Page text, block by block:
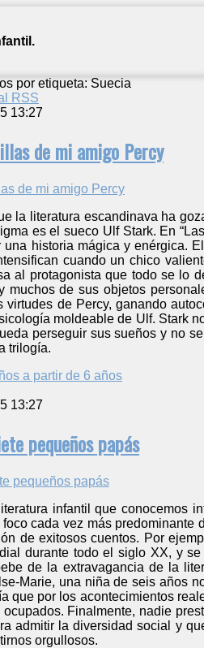
por etiqueta: Suecia
RSS
13:27
de mi amigo Percy
la literatura escandinava ha
es el sueco Ulf Stark. En
una historia mágica y enérgica.
cuando un chico
al protagonista que todo se lo
muchos de sus objetos
virtudes de Percy, ganando
moldeable de Ulf. Stark
perseguir sus sueños y no
trilogía.
a partir de 6 años
13:27
pequeños papás
infantil que conocemos
cada vez más
de exitosos cuentos. Por
durante todo el siglo XX, y
de la extravagancia de la
Marie, una niña de seis años
que por los acontecimientos
Finalmente, nadie
admitir la diversidad social y
orgullosos.